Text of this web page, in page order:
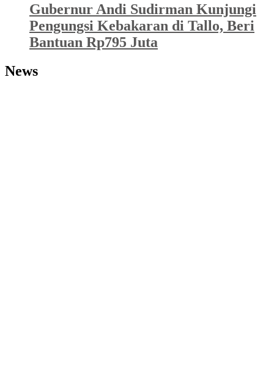
Gubernur Andi Sudirman Kunjungi
Pengungsi Kebakaran di Tallo, Beri
Bantuan Rp795 Juta
News